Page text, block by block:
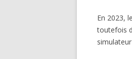
En 2023,
toutefois